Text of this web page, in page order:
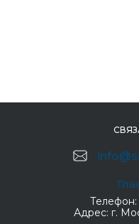
Телефон:
Адрес: г.